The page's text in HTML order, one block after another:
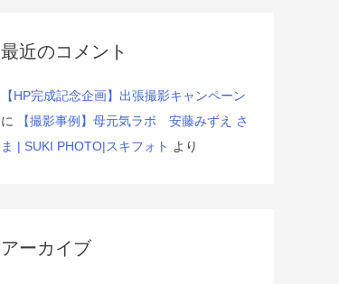
最近のコメント
【HP完成記念企画】出張撮影キャンペーン
に
【撮影事例】母元気ラボ 安藤みずえ さ
ま | SUKI PHOTO|スキフォト より
アーカイブ